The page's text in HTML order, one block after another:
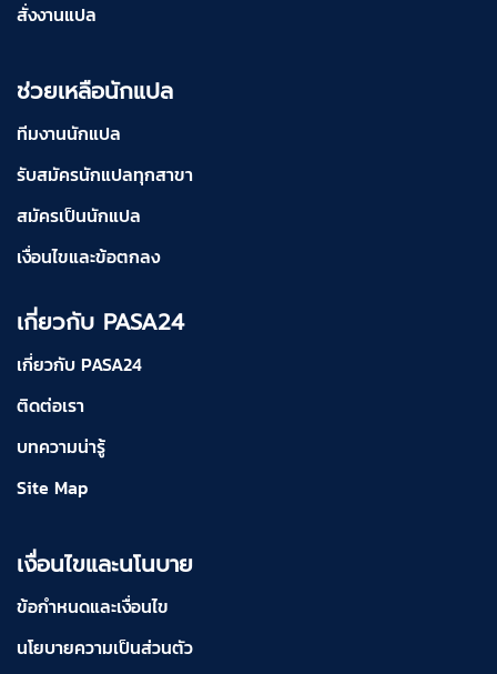
สั่งงานแปล
ช่วยเหลือนักแปล
ทีมงานนักแปล
รับสมัครนักแปลทุกสาขา
สมัครเป็นนักแปล
เงื่อนไขและข้อตกลง
เกี่ยวกับ PASA24
เกี่ยวกับ PASA24
ติดต่อเรา
บทความน่ารู้
Site Map
เงื่อนไขและนโนบาย
ข้อกำหนดและเงื่อนไข
นโยบายความเป็นส่วนตัว